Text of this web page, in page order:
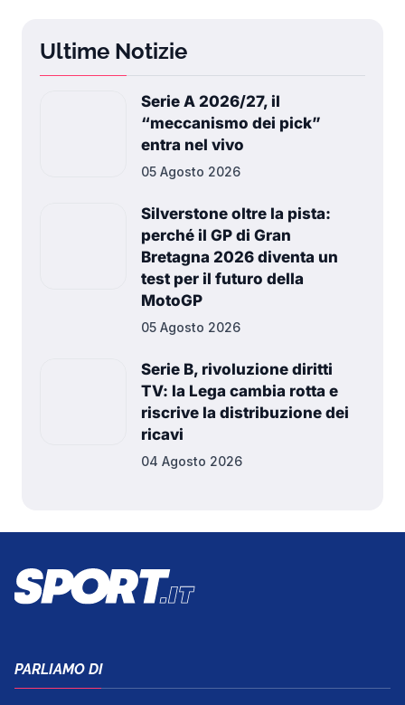
Ultime Notizie
Serie A 2026/27, il
“meccanismo dei pick”
entra nel vivo
05 Agosto 2026
Silverstone oltre la pista:
perché il GP di Gran
Bretagna 2026 diventa un
test per il futuro della
MotoGP
05 Agosto 2026
Serie B, rivoluzione diritti
TV: la Lega cambia rotta e
riscrive la distribuzione dei
ricavi
04 Agosto 2026
PARLIAMO DI